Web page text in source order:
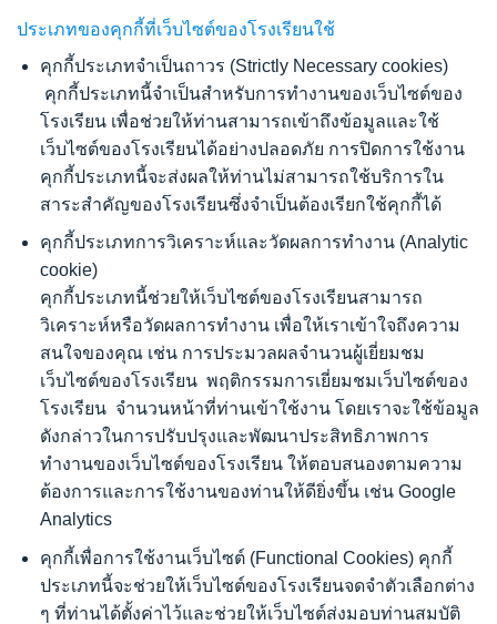
ประเภทของคุกกี้ที่เว็บไซต์ของโรงเรียนใช้
คุกกี้ประเภทจำเป็นถาวร (Strictly Necessary cookies)
คุกกี้ประเภทนี้จำเป็นสำหรับการทำงานของเว็บไซต์ของ
โรงเรียน เพื่อช่วยให้ท่านสามารถเข้าถึงข้อมูลและใช้
เว็บไซต์ของโรงเรียนได้อย่างปลอดภัย การปิดการใช้งาน
คุกกี้ประเภทนี้จะส่งผลให้ท่านไม่สามารถใช้บริการใน
สาระสำคัญของโรงเรียนซึ่งจำเป็นต้องเรียกใช้คุกกี้ได้
คุกกี้ประเภทการวิเคราะห์และวัดผลการทำงาน(Analytic
cookie)
คุกกี้ประเภทนี้ช่วยให้เว็บไซต์ของโรงเรียนสามารถ
วิเคราะห์หรือวัดผลการทำงาน เพื่อให้เราเข้าใจถึงความ
สนใจของคุณ เช่น การประมวลผลจำนวนผู้เยี่ยมชม
เว็บไซต์ของโรงเรียน พฤติกรรมการเยี่ยมชมเว็บไซต์ของ
โรงเรียน จำนวนหน้าที่ท่านเข้าใช้งาน โดยเราจะใช้ข้อมูล
ดังกล่าวในการปรับปรุงและพัฒนาประสิทธิภาพการ
ทำงานของเว็บไซต์ของโรงเรียน ให้ตอบสนองตามความ
ต้องการและการใช้งานของท่านให้ดียิ่งขึ้น เช่นGoogle
Analytics
คุกกี้เพื่อการใช้งานเว็บไซต์(Functional Cookies) คุกกี้
ประเภทนี้จะช่วยให้เว็บไซต์ของโรงเรียนจดจำตัวเลือกต่าง
ๆ ที่ท่านได้ตั้งค่าไว้และช่วยให้เว็บไซต์ส่งมอบท่านสมบัติ